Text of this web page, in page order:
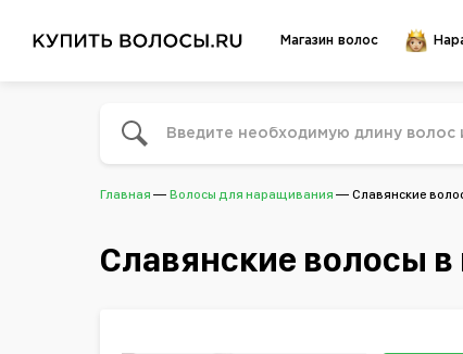
Магазин волос
Главная Волосы для наращивания Славянские
Славянские волосы